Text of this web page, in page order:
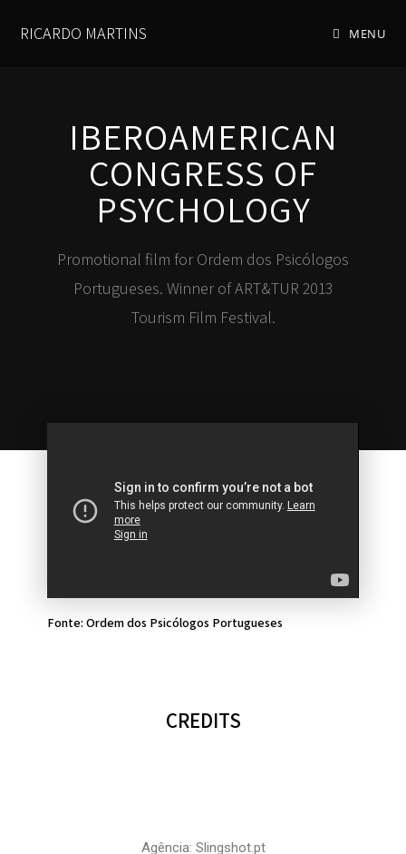
RICARDO MARTINS MENU
IBEROAMERICAN
CONGRESS OF
PSYCHOLOGY
Promotional film for Ordem dos Psicólogos
Portugueses. Winner of ART&TUR 2013
Tourism Film Festival.
Fonte: Ordem dos Psicólogos Portugueses
CREDITS
Agência: Slingshot.pt